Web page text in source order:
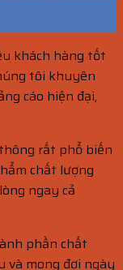
khách hàng tốt
tôi khuyên
cáo hiện đại,
rất phổ biến
chất lượng
ngay cả
phần chất
và mong đợi ngày